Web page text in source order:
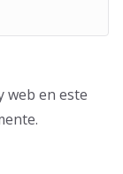
web en este